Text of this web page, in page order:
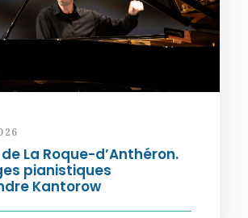
La Roque-d’Anthéron.
pianistiques
Kantorow